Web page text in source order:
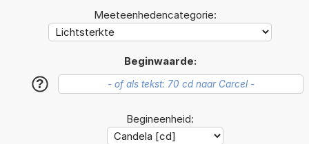
Meeteenhedencategorie:
Beginwaarde:
?
Begineenheid: